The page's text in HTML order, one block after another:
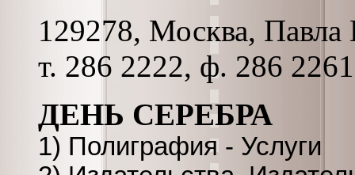
129278, Москва, Павла
т. 286 2222, ф. 286
ДЕНЬ СЕРЕБРА
1) Полиграфия - Услуги